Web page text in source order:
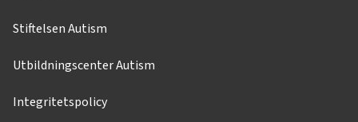
Stiftelsen Autism
Utbildningscenter Autism
Integritetspolicy